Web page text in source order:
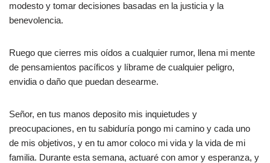
modesto y tomar decisiones basadas en la justicia y la
benevolencia.
Ruego que cierres mis oídos a cualquier rumor, llena mi mente
de pensamientos pacíficos y líbrame de cualquier peligro,
envidia o daño que puedan desearme.
Señor, en tus manos deposito mis inquietudes y
preocupaciones, en tu sabiduría pongo mi camino y cada uno
de mis objetivos, y en tu amor coloco mi vida y la vida de mi
familia. Durante esta semana, actuaré con amor y esperanza, y